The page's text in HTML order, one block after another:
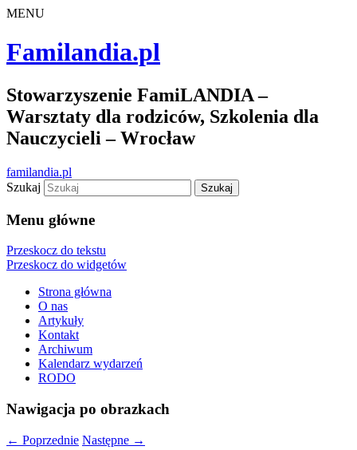
MENU
Familandia.pl
Stowarzyszenie FamiLANDIA –
Warsztaty dla rodziców, Szkolenia dla
Nauczycieli – Wrocław
familandia.pl
Szukaj
Menu główne
Przeskocz do tekstu
Przeskocz do widgetów
Strona główna
O nas
Artykuły
Kontakt
Archiwum
Kalendarz wydarzeń
RODO
Nawigacja po obrazkach
← Poprzednie Następne →